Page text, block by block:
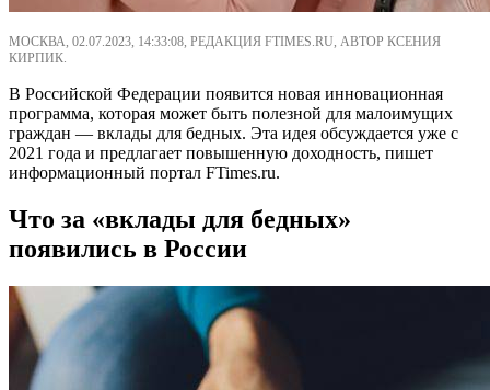
МОСКВА, 02.07.2023, 14:33:08, РЕДАКЦИЯ FTIMES.RU, АВТОР КСЕНИЯ
КИРПИК.
В Российской Федерации появится новая инновационная
программа, которая может быть полезной для малоимущих
граждан — вклады для бедных. Эта идея обсуждается уже с
2021 года и предлагает повышенную доходность, пишет
информационный портал FTimes.ru.
Что за «вклады для бедных»
появились в России